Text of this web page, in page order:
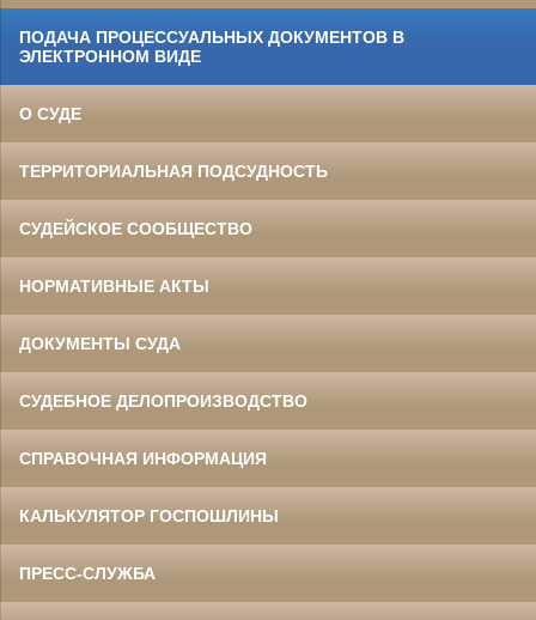
ПОДАЧА ПРОЦЕССУАЛЬНЫХ ДОКУМЕНТОВ В
ЭЛЕКТРОННОМ ВИДЕ
О СУДЕ
ТЕРРИТОРИАЛЬНАЯ ПОДСУДНОСТЬ
СУДЕЙСКОЕ СООБЩЕСТВО
НОРМАТИВНЫЕ АКТЫ
ДОКУМЕНТЫ СУДА
СУДЕБНОЕ ДЕЛОПРОИЗВОДСТВО
СПРАВОЧНАЯ ИНФОРМАЦИЯ
КАЛЬКУЛЯТОР ГОСПОШЛИНЫ
ПРЕСС-СЛУЖБА